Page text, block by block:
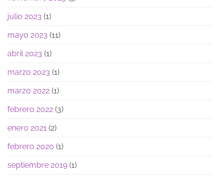
julio 2023 (1)
mayo 2023 (11)
abril 2023 (1)
marzo 2023 (1)
marzo 2022 (1)
febrero 2022 (3)
enero 2021 (2)
febrero 2020 (1)
septiembre 2019 (1)